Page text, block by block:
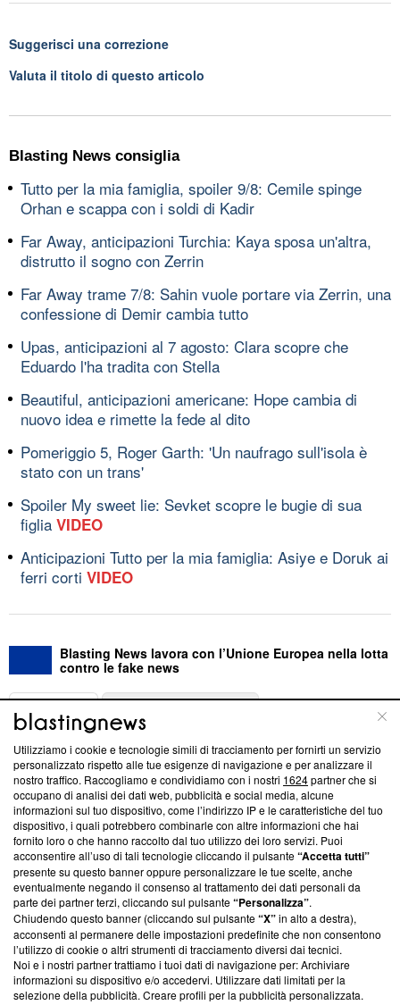
Suggerisci una correzione
Valuta il titolo di questo articolo
Blasting News consiglia
Tutto per la mia famiglia, spoiler 9/8: Cemile spinge
Orhan e scappa con i soldi di Kadir
Far Away, anticipazioni Turchia: Kaya sposa un'altra,
distrutto il sogno con Zerrin
Far Away trame 7/8: Sahin vuole portare via Zerrin, una
confessione di Demir cambia tutto
Upas, anticipazioni al 7 agosto: Clara scopre che
Eduardo l'ha tradita con Stella
Beautiful, anticipazioni americane: Hope cambia di
nuovo idea e rimette la fede al dito
Pomeriggio 5, Roger Garth: 'Un naufrago sull'isola è
stato con un trans'
Spoiler My sweet lie: Sevket scopre le bugie di sua
figlia VIDEO
Anticipazioni Tutto per la mia famiglia: Asiye e Doruk ai
ferri corti VIDEO
Blasting News lavora con l’Unione Europea nella lotta
contro le fake news
ABOUT
Questa sezione offre informazioni trasparenti su Blasting
News, sui nostri processi editoriali e su come ci impegniamo a
creare news di qualità. Inoltre, afferma la nostra aderenza a
‘Trust Project - News with Integrity’Blasting News non è
ancora membro del programma, ma ha richiesto di farne
parte; Trust Project non ha ancora effettuato una verifica di
conformità agli standard.
Su di noi
Team editoriale
Corporate
Redazione
Utilizziamo i cookie e tecnologie simili di tracciamento per fornirti un servizio
personalizzato rispetto alle tue esigenze di navigazione e per analizzare il
nostro traffico. Raccogliamo e condividiamo con i nostri 1624partner che si
occupano di analisi dei dati web, pubblicità e social media, alcune
informazioni sul tuo dispositivo, come l’indirizzo IP e le caratteristiche del tuo
dispositivo, i quali potrebbero combinarle con altre informazioni che hai
fornito loro o che hanno raccolto dal tuo utilizzo dei loro servizi. Puoi
acconsentire all’uso di tali tecnologie cliccando il pulsante“Accetta tutti”
presente su questo banner oppure personalizzare le tue scelte, anche
eventualmente negando il consenso al trattamento dei dati personali da
parte dei partner terzi, cliccando sul pulsante“Personalizza”.
Chiudendo questo banner (cliccando sul pulsante“X”in alto a destra),
acconsenti al permanere delle impostazioni predefinite che non consentono
l’utilizzo di cookie o altri strumenti di tracciamento diversi dai tecnici.
Noi e i nostri partner trattiamo i tuoi dati di navigazione per: Archiviare
informazioni su dispositivo e/o accedervi. Utilizzare dati limitati per la
selezione della pubblicità. Creare profili per la pubblicità personalizzata.